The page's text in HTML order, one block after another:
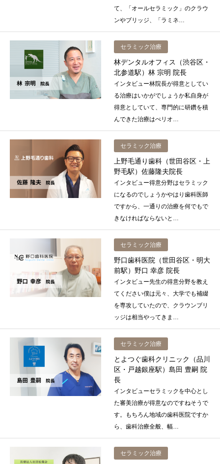
て、「オールセラミック」のクラウ
ンやブリッジ、「ラミネ…
セラミック治療
林デンタルオフィス（渋谷区・
北参道駅）林 宗明 院長
インタビュー林院長が得意としてい
る治療はいかがでしょうか私自身が
得意としていて、専門的に研鑽を積
んできた治療はぺリオ…
セラミック治療
上野毛通り歯科（世田谷区・上
野毛駅）佐藤隆夫院長
インタビュー得意分野はセラミック
になるのでしょうかやはり歯科医師
ですから、一通りの治療を何でもで
きなければならないと…
セラミック治療
野口歯科医院（世田谷区・明大
前駅）野口 幸彦 院長
インタビュー先生の得意分野を教え
てください僕は元々、大学でも補綴
を専攻していたので、クラウンブリ
ッジは相当やってきま…
セラミック治療
とよつぐ歯科クリニック（品川
区・戸越銀座駅）島田 豊嗣 院
長
インタビューセラミックを中心とし
た審美治療が得意なのですねそうで
す。もちろん地域の歯科医院ですか
ら、歯科治療全般、幅…
セラミック治療